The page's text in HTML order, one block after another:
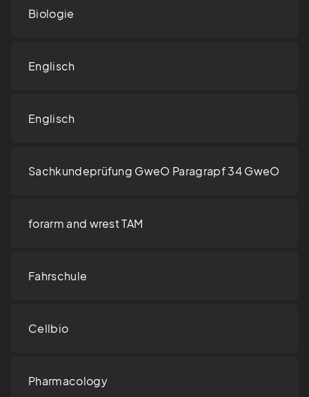
Biologie
Englisch
Englisch
Sachkundeprüfung GweO Paragrapf 34 GweO
forarm and wrest TAM
Fahrschule
Cellbio
Pharmacology